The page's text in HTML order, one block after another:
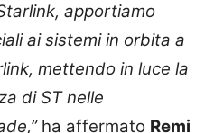
apportiamo
ai sistemi in orbita a
mettendo in luce la
di ST nelle
ha affermato Remi